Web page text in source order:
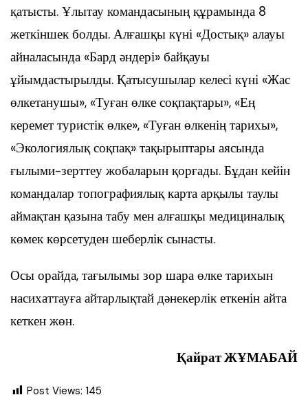
қатысты. Ұлытау командасының құрамында 8
жеткіншек болды. Алғашқы күні «Достық» алауы
айналасында «Бард әндері» байқауы
ұйымдастырылды. Қатысушылар келесі күні «Жас
өлкетанушы», «Туған өлке соқпақтары», «Ең
керемет туристік өлке», «Туған өлкенің тарихы»,
«Экологиялық соқпақ» тақырыптары аясында
ғылыми-зерттеу жобаларын қорғады. Бұдан кейін
командалар топографиялық карта арқылы таулы
аймақтан қазына табу мен алғашқы медициналық
көмек көрсетуден шеберлік сынасты.
Осы орайда, тағылымы зор шара өлке тарихын
насихаттауға айтарлықтай дәнекерлік еткенін айта
кеткен жөн.
Қайрат ЖҰМАБАЙ
Post Views: 145